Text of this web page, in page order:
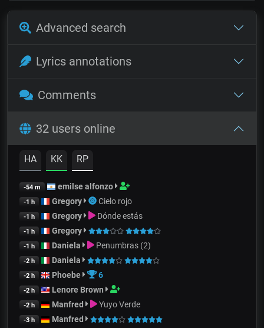
Advanced search
Lyrics annotations
Comments
32 users online
HA KK RP
-54 m emilse alfonzo
-1 h Gregory Cielo rojo
-1 h Gregory Dónde estás
-1 h Gregory
-1 h Daniela Penumbras (2)
-2 h Daniela
-2 h Phoebe 6
-2 h Lenore Brown
-2 h Manfred Yuyo Verde
-3 h Manfred